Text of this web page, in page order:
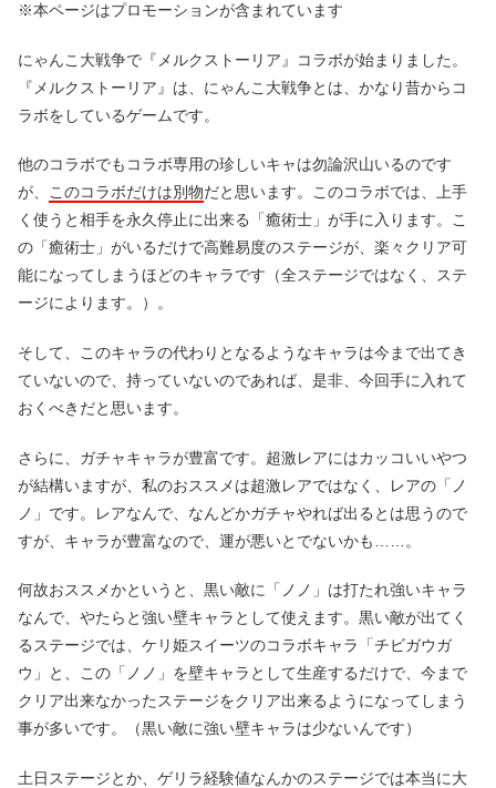
※本ページはプロモーションが含まれています
にゃんこ大戦争で『メルクストーリア』コラボが始まりました。
『メルクストーリア』は、にゃんこ大戦争とは、かなり昔からコ
ラボをしているゲームです。
他のコラボでもコラボ専用の珍しいキャは勿論沢山いるのです
が、 このコラボだけは別物だと思います。このコラボでは、上手
く使うと相手を永久停止に出来る「癒術士」が手に入ります。こ
の「癒術士」がいるだけで高難易度のステージが、楽々クリア可
能になってしまうほどのキャラです（全ステージではなく、ステ
ージによります。）。
そして、このキャラの代わりとなるようなキャラは今まで出てき
ていないので、持っていないのであれば、是非、今回手に入れて
おくべきだと思います。
さらに、ガチャキャラが豊富です。超激レアにはカッコいいやつ
が結構いますが、私のおススメは超激レアではなく、レアの「ノ
ノ」です。レアなんで、なんどかガチャやれば出るとは思うので
すが、キャラが豊富なので、運が悪いとでないかも……。
何故おススメかというと、黒い敵に「ノノ」は打たれ強いキャラ
なんで、やたらと強い壁キャラとして使えます。黒い敵が出てく
るステージでは、ケリ姫スイーツのコラボキャラ「チビガウガ
ウ」と、この「ノノ」を壁キャラとして生産するだけで、今まで
クリア出来なかったステージをクリア出来るようになってしまう
事が多いです。（黒い敵に強い壁キャラは少ないんです）
土日ステージとか、ゲリラ経験値なんかのステージでは本当に大